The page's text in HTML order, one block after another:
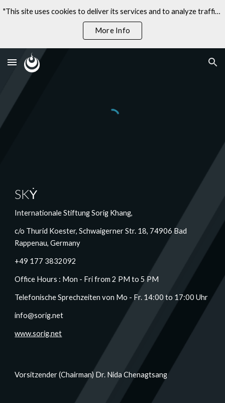
Skip to navigation
"This site uses cookies to deliver its services and to analyze traffic. By using this site, you agree to its use of cookies."
More Info
SKẎ
Internationale Stiftung Sorig Khang,
c/o Thurid Koester, Schwaigerner Str. 18, 74906 Bad
Rappenau, Germany
+49 177 3832092
Office Hours : Mon - Fri from 2 PM to 5 PM
Telefonische Sprechzeiten von Mo - Fr. 14:00 to 17:00 Uhr
info@sorig.net
www.sorig.net
Vorsitzender (Chairman) Dr. Nida Chenagtsang